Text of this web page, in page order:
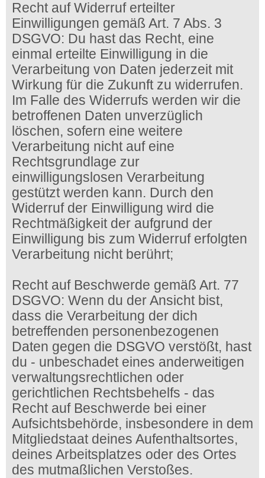
Recht auf Widerruf erteilter
Einwilligungen gemäß Art. 7 Abs. 3
DSGVO: Du hast das Recht, eine
einmal erteilte Einwilligung in die
Verarbeitung von Daten jederzeit mit
Wirkung für die Zukunft zu widerrufen.
Im Falle des Widerrufs werden wir die
betroffenen Daten unverzüglich
löschen, sofern eine weitere
Verarbeitung nicht auf eine
Rechtsgrundlage zur
einwilligungslosen Verarbeitung
gestützt werden kann. Durch den
Widerruf der Einwilligung wird die
Rechtmäßigkeit der aufgrund der
Einwilligung bis zum Widerruf erfolgten
Verarbeitung nicht berührt;
Recht auf Beschwerde gemäß Art. 77
DSGVO: Wenn du der Ansicht bist,
dass die Verarbeitung der dich
betreffenden personenbezogenen
Daten gegen die DSGVO verstößt, hast
du - unbeschadet eines anderweitigen
verwaltungsrechtlichen oder
gerichtlichen Rechtsbehelfs - das
Recht auf Beschwerde bei einer
Aufsichtsbehörde, insbesondere in dem
Mitgliedstaat deines Aufenthaltsortes,
deines Arbeitsplatzes oder des Ortes
des mutmaßlichen Verstoßes.